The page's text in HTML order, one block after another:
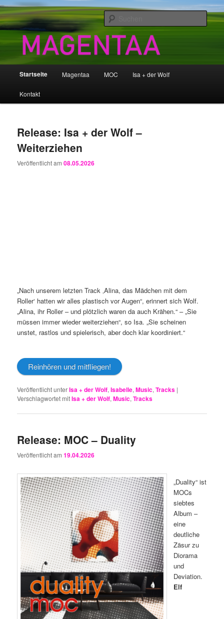
Zum
primären
Inhalt
springen
Zum
sekundären
Inhalt
springenMagentaa World
magentaa & more
HauptmenüStartseite Magentaa MOC Isa + der Wolf
Kontakt
Release: Isa + der Wolf –
Weiterziehen
Veröffentlicht am08.05.2026
„Nach unserem letzten Track ‚Alina, das Mädchen mit dem
Roller‘ hatten wir alles plastisch vor Augen“, erinnert sich Wolf.
„Alina, ihr Roller – und plötzlich waren da auch Krähen.“ – „Sie
müssen immer wieder weiterziehen“, so Isa. „Sie scheinen
unstet, rastlos und spielerisch, aber doch klar koordiniert.“
Reinhören und mitfliegen!
Veröffentlicht unterIsa + der Wolf,Isabelle,Music,Tracks |
Verschlagwortet mitIsa + der Wolf,Music,Tracks
Release: MOC – Duality
Veröffentlicht am19.04.2026
„Duality“ ist
MOCs
siebtes
Album –
eine
deutliche
Zäsur zu
Diorama
und
Deviation.
Elf